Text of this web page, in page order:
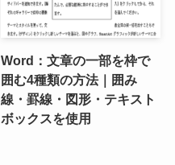
Word：文章の一部を枠で
囲む4種類の方法｜囲み
線・罫線・図形・テキスト
ボックスを使用